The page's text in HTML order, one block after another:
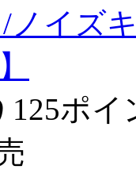
ノイズ
125ポ